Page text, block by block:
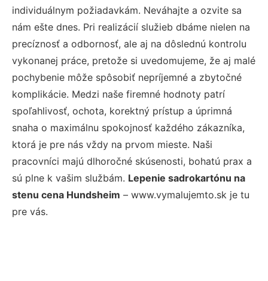
individuálnym požiadavkám. Neváhajte a ozvite sa
nám ešte dnes. Pri realizácií služieb dbáme nielen na
precíznosť a odbornosť, ale aj na dôslednú kontrolu
vykonanej práce, pretože si uvedomujeme, že aj malé
pochybenie môže spôsobiť nepríjemné a zbytočné
komplikácie. Medzi naše firemné hodnoty patrí
spoľahlivosť, ochota, korektný prístup a úprimná
snaha o maximálnu spokojnosť každého zákazníka,
ktorá je pre nás vždy na prvom mieste. Naši
pracovníci majú dlhoročné skúsenosti, bohatú prax a
sú plne k vašim službám. Lepenie sadrokartónu na
stenu cena Hundsheim – www.vymalujemto.sk je tu
pre vás.